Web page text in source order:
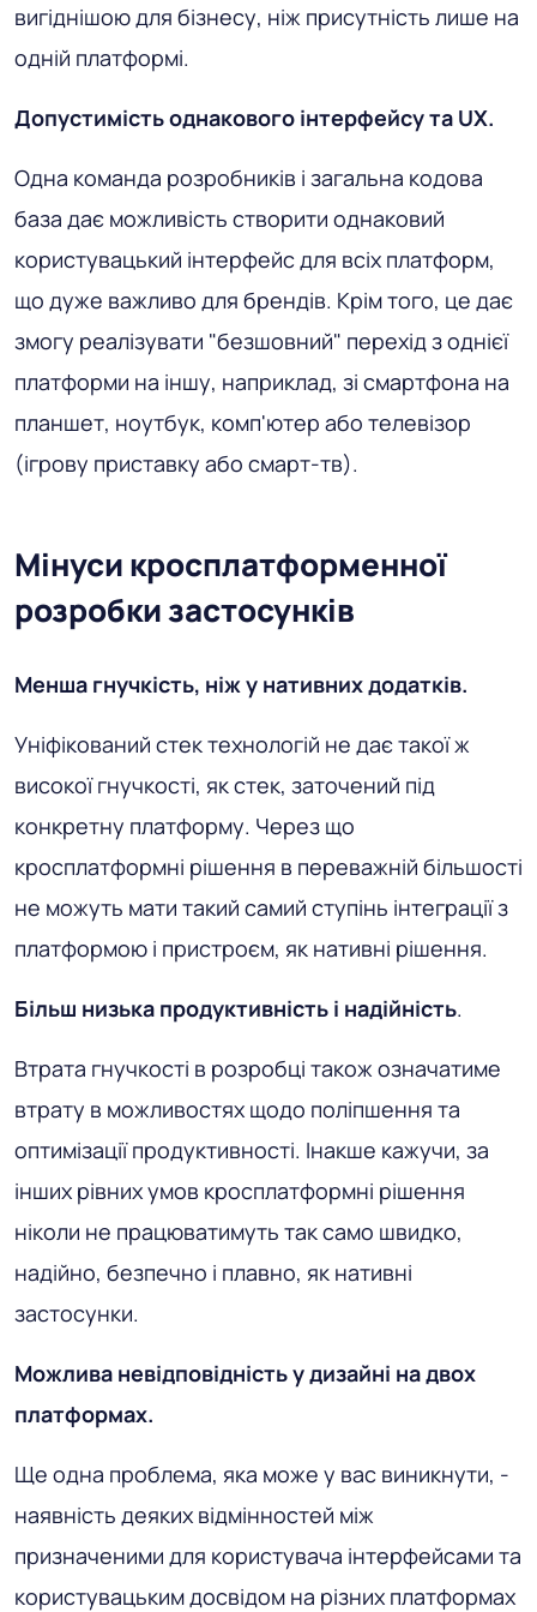
вигіднішою для бізнесу, ніж присутність лише на
одній платформі.
Допустимість однакового інтерфейсу та UX.
Одна команда розробників і загальна кодова
база дає можливість створити однаковий
користувацький інтерфейс для всіх платформ,
що дуже важливо для брендів. Крім того, це дає
змогу реалізувати "безшовний" перехід з однієї
платформи на іншу, наприклад, зі смартфона на
планшет, ноутбук, комп'ютер або телевізор
(ігрову приставку або смарт-тв).
Мінуси кросплатформенної
розробки застосунків
Менша гнучкість, ніж у нативних додатків.
Уніфікований стек технологій не дає такої ж
високої гнучкості, як стек, заточений під
конкретну платформу. Через що
кросплатформні рішення в переважній більшості
не можуть мати такий самий ступінь інтеграції з
платформою і пристроєм, як нативні рішення.
Більш низька продуктивність і надійність.
Втрата гнучкості в розробці також означатиме
втрату в можливостях щодо поліпшення та
оптимізації продуктивності. Інакше кажучи, за
інших рівних умов кросплатформні рішення
ніколи не працюватимуть так само швидко,
надійно, безпечно і плавно, як нативні
застосунки.
Можлива невідповідність у дизайні на двох
платформах.
Ще одна проблема, яка може у вас виникнути, -
наявність деяких відмінностей між
призначеними для користувача інтерфейсами та
користувацьким досвідом на різних платформах